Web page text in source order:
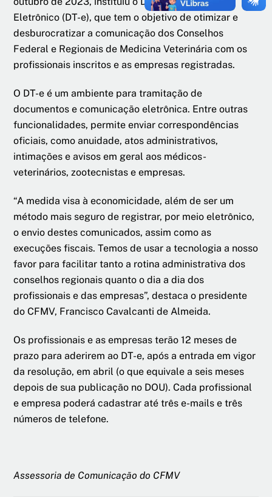
Eletrônico (DT-e), que tem o objetivo de otimizar e
desburocratizar a comunicação dos Conselhos
Federal e Regionais de Medicina Veterinária com os
profissionais inscritos e as empresas registradas.
O DT-e é um ambiente para tramitação de
documentos e comunicação eletrônica. Entre outras
funcionalidades, permite enviar correspondências
oficiais, como anuidade, atos administrativos,
intimações e avisos em geral aos médicos-
veterinários, zootecnistas e empresas.
“A medida visa à economicidade, além de ser um
método mais seguro de registrar, por meio eletrônico,
o envio destes comunicados, assim como as
execuções fiscais. Temos de usar a tecnologia a nosso
favor para facilitar tanto a rotina administrativa dos
conselhos regionais quanto o dia a dia dos
profissionais e das empresas”, destaca o presidente
do CFMV, Francisco Cavalcanti de Almeida.
Os profissionais e as empresas terão 12 meses de
prazo para aderirem ao DT-e, após a entrada em vigor
da resolução, em abril (o que equivale a seis meses
depois de sua publicação no DOU). Cada profissional
e empresa poderá cadastrar até três e-mails e três
números de telefone.
Assessoria de Comunicação do CFMV